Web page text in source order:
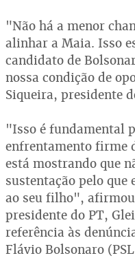
"Não há a menor
alinhar a Maia. Isso
candidato de
nossa condição de
Siqueira, presidente
"Isso é fundamental
enfrentamento firme
está mostrando que
sustentação pelo que
ao seu filho",
presidente do PT,
referência às
Flávio Bolsonaro